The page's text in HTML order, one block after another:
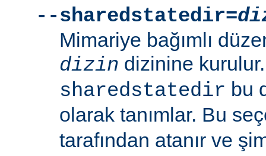
--sharedstatedir=
Mimariye bağımlı
dizin dizinine
sharedstatedir bu
olarak tanımlar. Bu
tarafından atanır ve